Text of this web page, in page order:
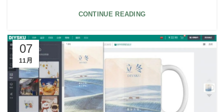
CONTINUE READING
07
11月